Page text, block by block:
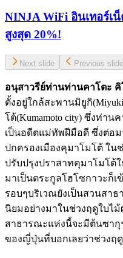
NINJA WiFi อินเทอร์เ
สูงสุด 20%!
Next slide Previous slide
อนุสาวรีย์ท่านท่านคาโตะ คิ
ตั้งอยู่ใกล้สะพานมิยูกิ
โต้(Kumamoto city) ซึ่งท่าน
เป็นอดีตแม่ทัพฝีมือดี ซึ่งต่อม
ปกครองเมืองคุมาโมโต้ ใน
ปรับปรุงปราสาทคุมาโมโต้
มาเป็นตระกูลโฮโซกาวะก็
รอบๆบริเวณยังเป็นสวนสา
นิยมอย่างมาในช่วงฤดูใบไ
สาธารณะแห่งนี้จะมีต้นซา
ของญี่ปุ่นที่บอกเลยว่าช่วงฤ